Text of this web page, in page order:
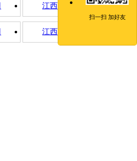
江西看守所钢网墙
江西高安全隔离网
扫一扫 加好友